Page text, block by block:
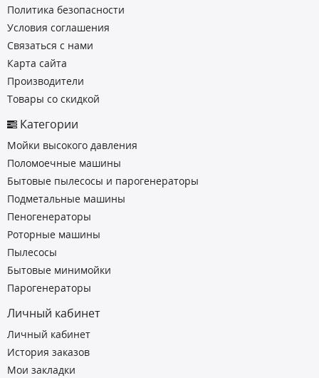
Политика безопасности
Условия соглашения
Связаться с нами
Карта сайта
Производители
Товары со скидкой
Категории
Мойки высокого давления
Поломоечные машины
Бытовые пылесосы и парогенераторы
Подметальные машины
Пеногенераторы
Роторные машины
Пылесосы
Бытовые минимойки
Парогенераторы
Личный кабинет
Личный кабинет
История заказов
Мои закладки